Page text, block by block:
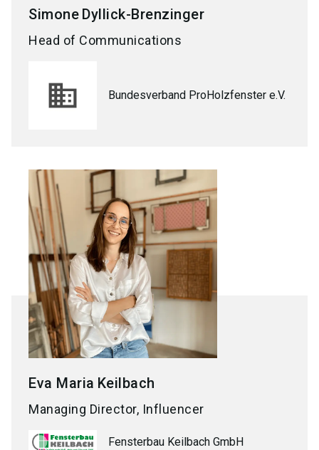
Simone Dyllick-Brenzinger
Head of Communications
Bundesverband ProHolzfenster e.V.
Eva Maria Keilbach
Managing Director, Influencer
Fensterbau Keilbach GmbH